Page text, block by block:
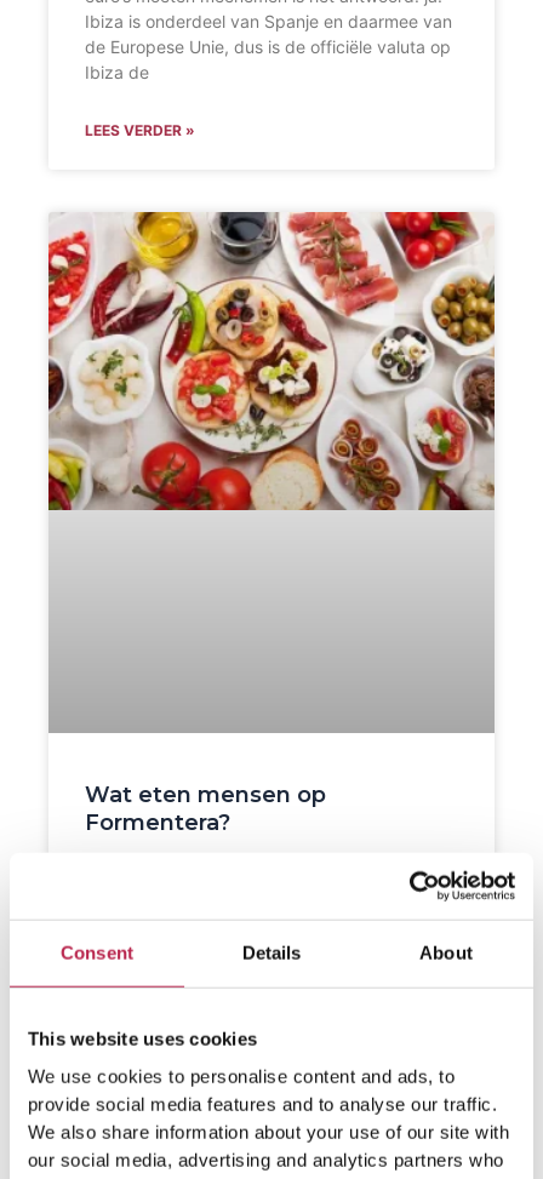
Consent Details About
This website uses cookies
We use cookies to personalise content and ads, to
provide social media features and to analyse our traffic.
We also share information about your use of our site with
our social media, advertising and analytics partners who
Ibiza is onderdeel van Spanje en daarmee van
de Europese Unie, dus is de officiële valuta op
Ibiza de
LEES VERDER »
Wat eten mensen op
Formentera?
Wat eten mensen op Formentera? Formentera,
adembenemende stranden en ongerepte
natuurschoon, maar ook om zijn rijke culinaire
heerlijke Mediterraanse gerechten eten, die
gambas, langostas (kreeften) en verschillende
LEES VERDER »